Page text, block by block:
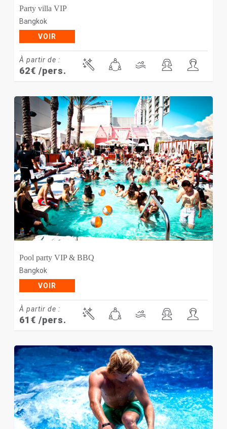
Party villa VIP
Bangkok
VOIR
À partir de :
62€ /pers.
Pool party VIP & BBQ
Bangkok
VOIR
À partir de :
61 € /pers.